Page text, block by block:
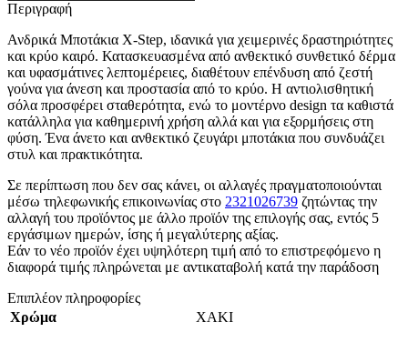
Περιγραφή
Ανδρικά Μποτάκια X-Step, ιδανικά για χειμερινές δραστηριότητες
και κρύο καιρό. Κατασκευασμένα από ανθεκτικό συνθετικό δέρμα
και υφασμάτινες λεπτομέρειες, διαθέτουν επένδυση από ζεστή
γούνα για άνεση και προστασία από το κρύο. Η αντιολισθητική
σόλα προσφέρει σταθερότητα, ενώ το μοντέρνο design τα καθιστά
κατάλληλα για καθημερινή χρήση αλλά και για εξορμήσεις στη
φύση. Ένα άνετο και ανθεκτικό ζευγάρι μποτάκια που συνδυάζει
στυλ και πρακτικότητα.
Σε περίπτωση που δεν σας κάνει, οι αλλαγές πραγματοποιούνται
μέσω τηλεφωνικής επικοινωνίας στο 2321026739 ζητώντας την
αλλαγή του προϊόντος με άλλο προϊόν της επιλογής σας, εντός 5
εργάσιμων ημερών, ίσης ή μεγαλύτερης αξίας.
Εάν το νέο προϊόν έχει υψηλότερη τιμή από το επιστρεφόμενο η
διαφορά τιμής πληρώνεται με αντικαταβολή κατά την παράδοση
Επιπλέον πληροφορίες
Χρώμα
ΧΑΚΙ